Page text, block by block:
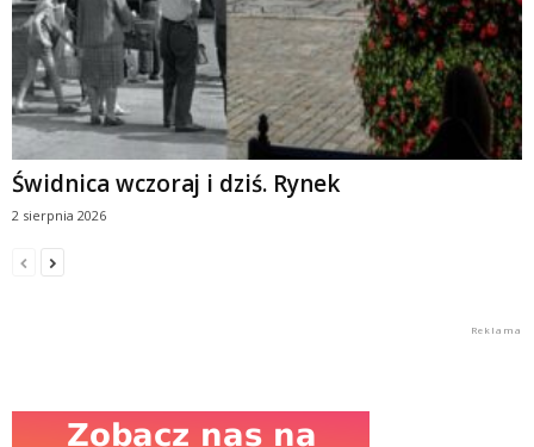
Świdnica wczoraj i dziś. Rynek
2 sierpnia 2026